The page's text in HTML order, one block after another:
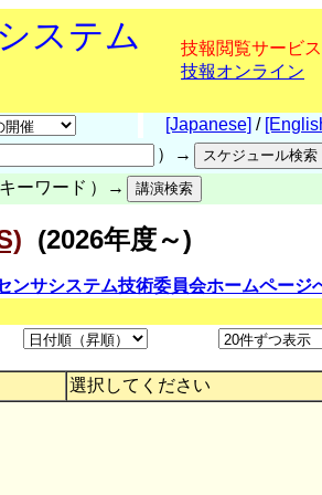
ステム
技報閲覧サービス
技報オンライン
[Japanese] /
）→
キーワード ）→
(2026年度～)
ンサシステム技術委員会ホームページ
選択してください